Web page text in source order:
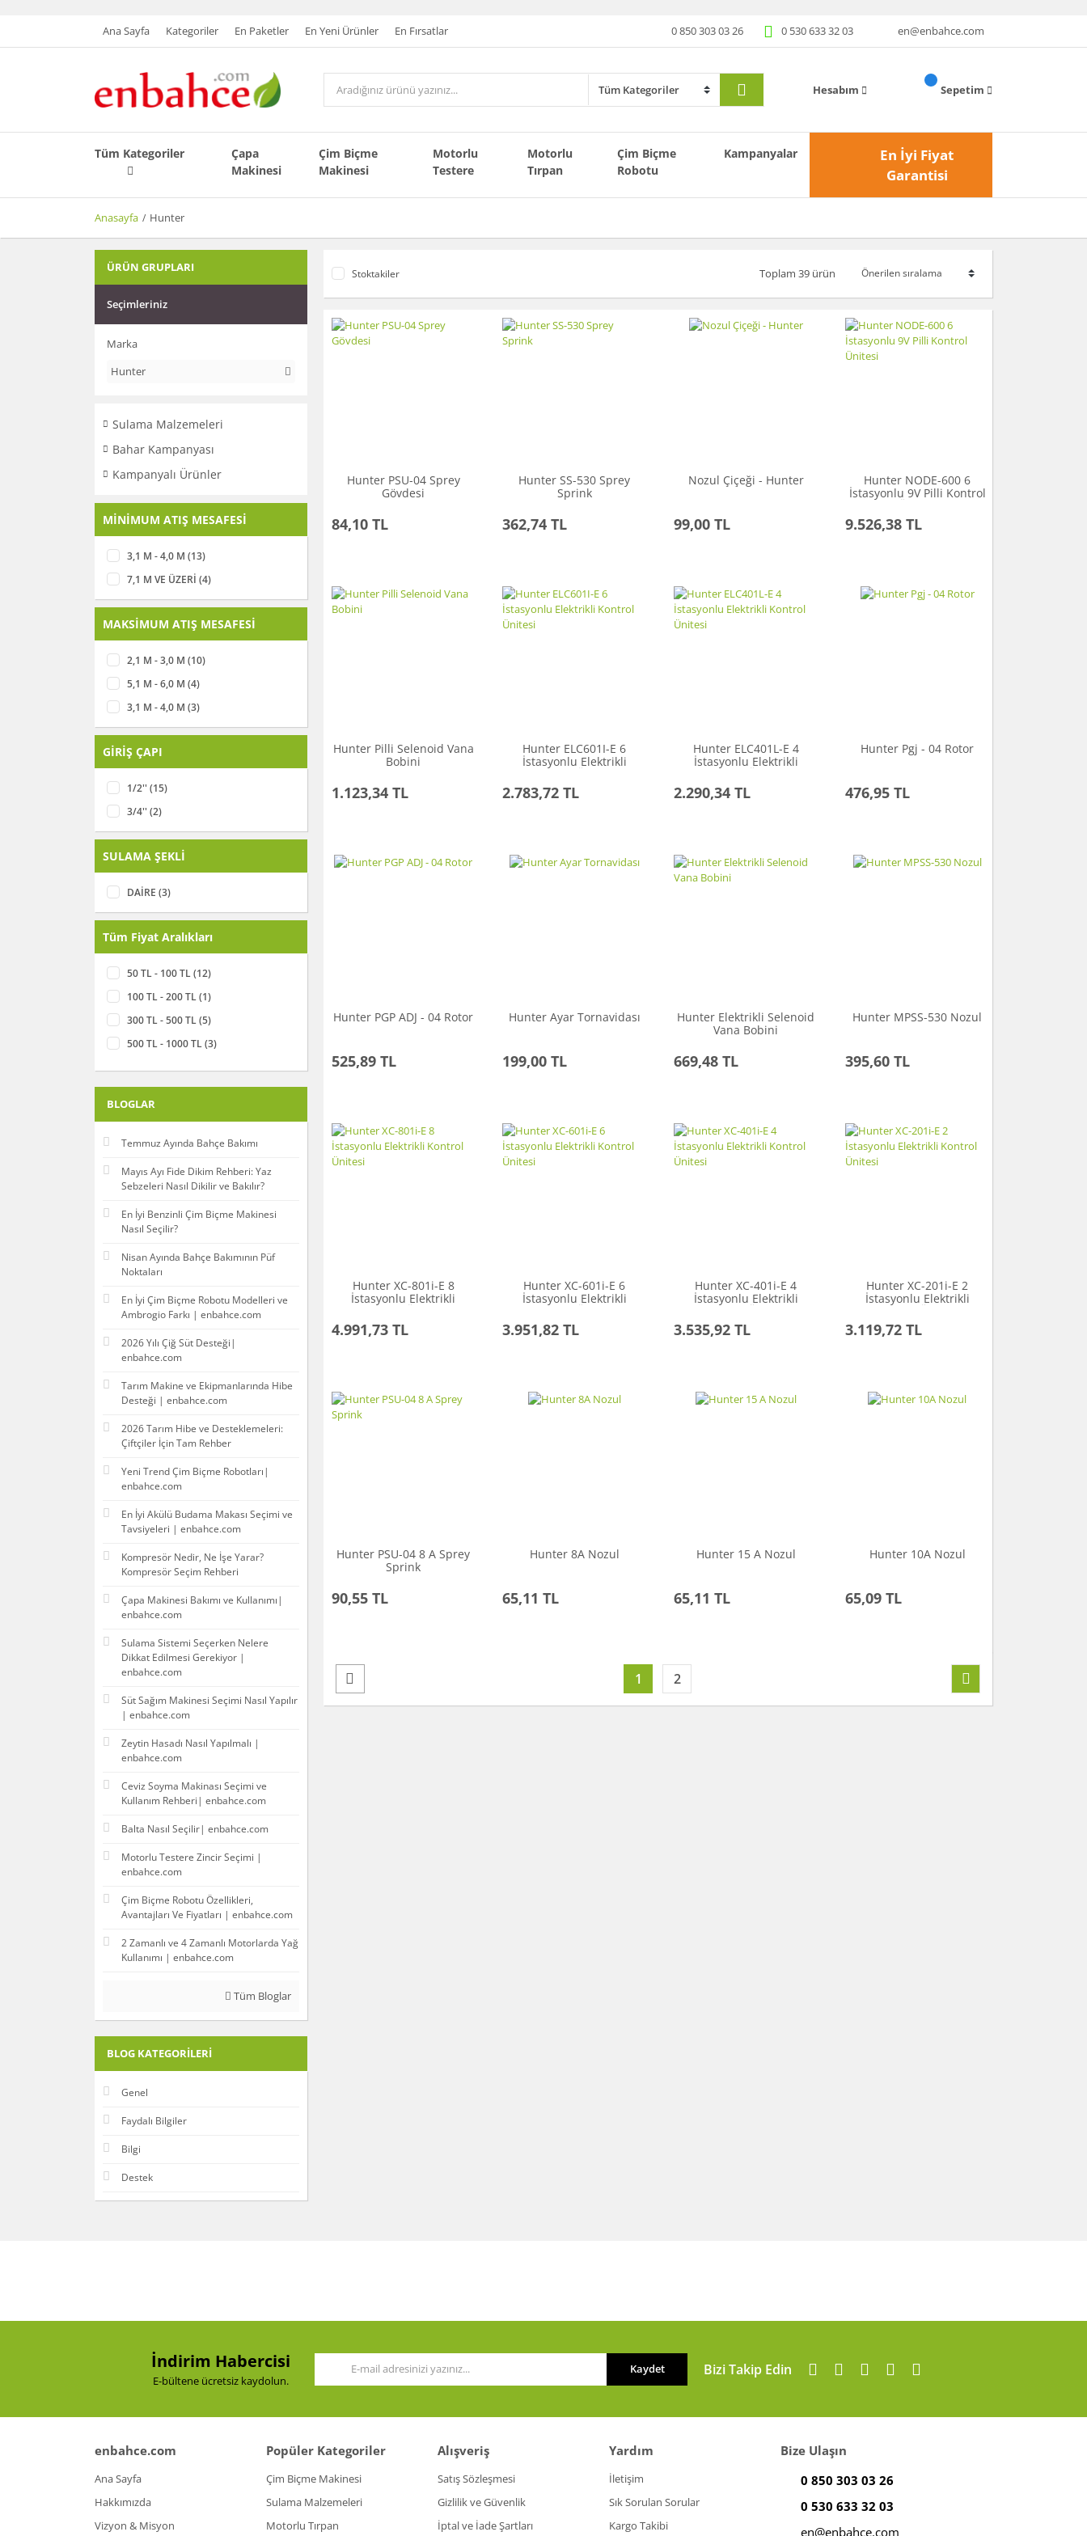
Ana Sayfa Kategoriler En Paketler En Yeni Ürünler En Fırsatlar 0 850 303 03 26 0 530 633 32 03 en@enbahce.com
Hesabım Sepetim
Tüm Kategoriler
Çapa
Makinesi
Çim Biçme
Makinesi
Motorlu
Testere
Motorlu
Tırpan
Çim Biçme
Robotu
Kampanyalar
En İyi Fiyat
Garantisi
Anasayfa Hunter
ÜRÜN GRUPLARI
Seçimleriniz
Marka
Hunter
Sulama Malzemeleri
Bahar Kampanyası
Kampanyalı Ürünler
MİNİMUM ATIŞ MESAFESİ
3,1 M - 4,0 M (13)
7,1 M VE ÜZERİ (4)
MAKSİMUM ATIŞ MESAFESİ
2,1 M - 3,0 M (10)
5,1 M - 6,0 M (4)
3,1 M - 4,0 M (3)
GİRİŞ ÇAPI
1/2'' (15)
3/4'' (2)
SULAMA ŞEKLİ
DAİRE (3)
Tüm Fiyat Aralıkları
50 TL - 100 TL (12)
100 TL - 200 TL (1)
300 TL - 500 TL (5)
500 TL - 1000 TL (3)
3000 TL ve üzeri (13)
BLOGLAR
Temmuz Ayında Bahçe Bakımı
Mayıs Ayı Fide Dikim Rehberi: Yaz
Sebzeleri Nasıl Dikilir ve Bakılır?
En İyi Benzinli Çim Biçme Makinesi
Nasıl Seçilir?
Nisan Ayında Bahçe Bakımının Püf
Noktaları
En İyi Çim Biçme Robotu Modelleri ve
Ambrogio Farkı | enbahce.com
2026 Yılı Çiğ Süt Desteği|
enbahce.com
Tarım Makine ve Ekipmanlarında Hibe
Desteği | enbahce.com
2026 Tarım Hibe ve Desteklemeleri:
Çiftçiler İçin Tam Rehber
Yeni Trend Çim Biçme Robotları|
enbahce.com
En İyi Akülü Budama Makası Seçimi ve
Tavsiyeleri | enbahce.com
Kompresör Nedir, Ne İşe Yarar?
Kompresör Seçim Rehberi
Çapa Makinesi Bakımı ve Kullanımı|
enbahce.com
Sulama Sistemi Seçerken Nelere
Dikkat Edilmesi Gerekiyor |
enbahce.com
Süt Sağım Makinesi Seçimi Nasıl Yapılır
| enbahce.com
Zeytin Hasadı Nasıl Yapılmalı |
enbahce.com
Ceviz Soyma Makinası Seçimi ve
Kullanım Rehberi| enbahce.com
Balta Nasıl Seçilir| enbahce.com
Motorlu Testere Zincir Seçimi |
enbahce.com
Çim Biçme Robotu Özellikleri,
Avantajları Ve Fiyatları | enbahce.com
2 Zamanlı ve 4 Zamanlı Motorlarda Yağ
Kullanımı | enbahce.com
Tüm Bloglar
BLOG KATEGORILERI
Genel
Faydalı Bilgiler
Bilgi
Destek
Stoktakiler Toplam 39 ürün
Hunter PSU-04 Sprey
Gövdesi
84,10 TL
Hunter SS-530 Sprey
Sprink
362,74 TL
Nozul Çiçeği - Hunter
99,00 TL
Hunter NODE-600 6
İstasyonlu 9V Pilli Kontrol
9.526,38 TL
Hunter Pilli Selenoid Vana
Bobini
1.123,34 TL
Hunter ELC601I-E 6
İstasyonlu Elektrikli
2.783,72 TL
Hunter ELC401L-E 4
İstasyonlu Elektrikli
2.290,34 TL
Hunter Pgj - 04 Rotor
476,95 TL
Hunter PGP ADJ - 04 Rotor
525,89 TL
Hunter Ayar Tornavidası
199,00 TL
Hunter Elektrikli Selenoid
Vana Bobini
669,48 TL
Hunter MPSS-530 Nozul
395,60 TL
Hunter XC-801i-E 8
İstasyonlu Elektrikli
4.991,73 TL
Hunter XC-601i-E 6
İstasyonlu Elektrikli
3.951,82 TL
Hunter XC-401i-E 4
İstasyonlu Elektrikli
3.535,92 TL
Hunter XC-201i-E 2
İstasyonlu Elektrikli
3.119,72 TL
Hunter PSU-04 8 A Sprey
Sprink
90,55 TL
Hunter 8A Nozul
65,11 TL
Hunter 15 A Nozul
65,11 TL
Hunter 10A Nozul
65,09 TL
1 2
İndirim Habercisi
E-bültene ücretsiz kaydolun.
Kaydet Bizi Takip Edin
enbahce.com
Ana Sayfa
Hakkımızda
Vizyon & Misyon
Popüler Kategoriler
Çim Biçme Makinesi
Sulama Malzemeleri
Motorlu Tırpan
Alışveriş
Satış Sözleşmesi
Gizlilik ve Güvenlik
İptal ve İade Şartları
Yardım
İletişim
Sık Sorulan Sorular
Kargo Takibi
Bize Ulaşın
0 850 303 03 26
0 530 633 32 03
en@enbahce.com